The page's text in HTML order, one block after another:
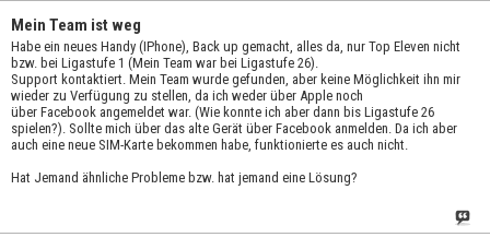
Mein Team ist weg
Habe ein neues Handy (IPhone), Back up gemacht, alles da, nur Top Eleven nicht
bzw. bei Ligastufe 1 (Mein Team war bei Ligastufe 26).
Support kontaktiert. Mein Team wurde gefunden, aber keine Möglichkeit ihn mir
wieder zu Verfügung zu stellen, da ich weder über Apple noch
über Facebook angemeldet war. (Wie konnte ich aber dann bis Ligastufe 26
spielen?). Sollte mich über das alte Gerät über Facebook anmelden. Da ich aber
auch eine neue SIM-Karte bekommen habe, funktionierte es auch nicht.
Hat Jemand ähnliche Probleme bzw. hat jemand eine Lösung?